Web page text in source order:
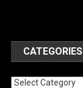
CATEGORIES
Categories